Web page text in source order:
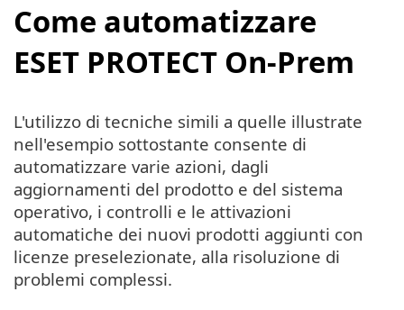
Come automatizzare
ESET PROTECT On-Prem
L'utilizzo di tecniche simili a quelle illustrate
nell'esempio sottostante consente di
automatizzare varie azioni, dagli
aggiornamenti del prodotto e del sistema
operativo, i controlli e le attivazioni
automatiche dei nuovi prodotti aggiunti con
licenze preselezionate, alla risoluzione di
problemi complessi.